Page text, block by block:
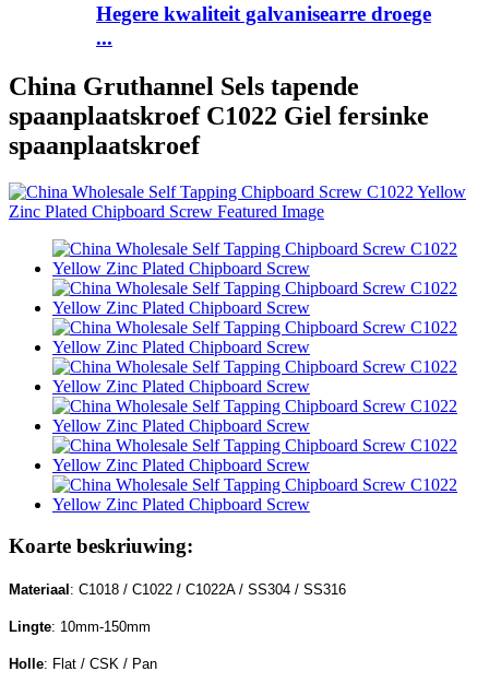
Hegere kwaliteit galvanisearre droege
...
China Gruthannel Sels tapende
spaanplaatskroef C1022 Giel fersinke
spaanplaatskroef
Koarte beskriuwing:
Materiaal : C1018 / C1022 / C1022A / SS304 / SS316
Lingte: 10mm-150mm
Holle: Flat / CSK / Pan